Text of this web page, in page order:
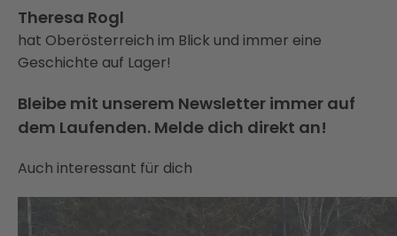
Theresa Rogl
hat Oberösterreich im Blick und immer eine
Geschichte auf Lager!
Bleibe mit unserem Newsletter immer auf
dem Laufenden. Melde dich direkt an!
Auch interessant für dich